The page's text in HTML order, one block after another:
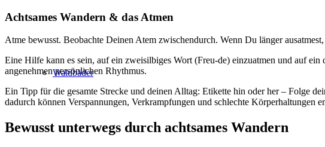
Waldbäder
Achtsames Wandern & das Atmen
Atme bewusst. Beobachte Deinen Atem zwischendurch. Wenn Du länger
Eine Hilfe kann es sein, auf ein zweisilbiges Wort (Freu-de) einzuatmen und auf
angenehmen persönlichen Rhythmus.
Ein Tipp für die gesamte Strecke und deinen Alltag: Etikette hin oder her – Folge
dadurch können Verspannungen, Verkrampfungen und schlechte Körperhaltungen
Bewusst unterwegs durch achtsames Wandern